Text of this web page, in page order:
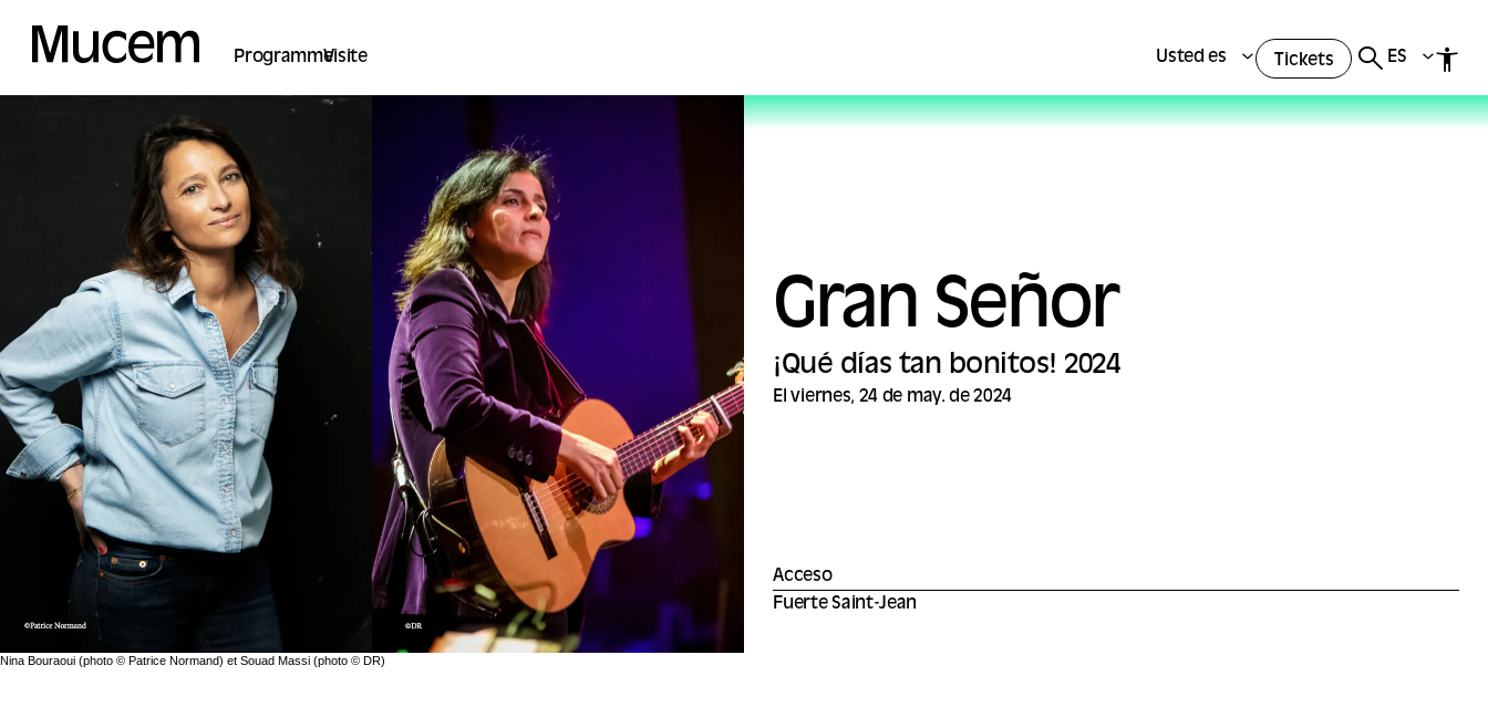
ProgrammeVisite Usted es Tickets ES
Nina Bouraoui (photo © Patrice Normand) et Souad Massi (photo © DR)
Gran Señor
¡Qué días tan bonitos! 2024
El viernes, 24 de may. de 2024
Acceso
Fuerte Saint-Jean